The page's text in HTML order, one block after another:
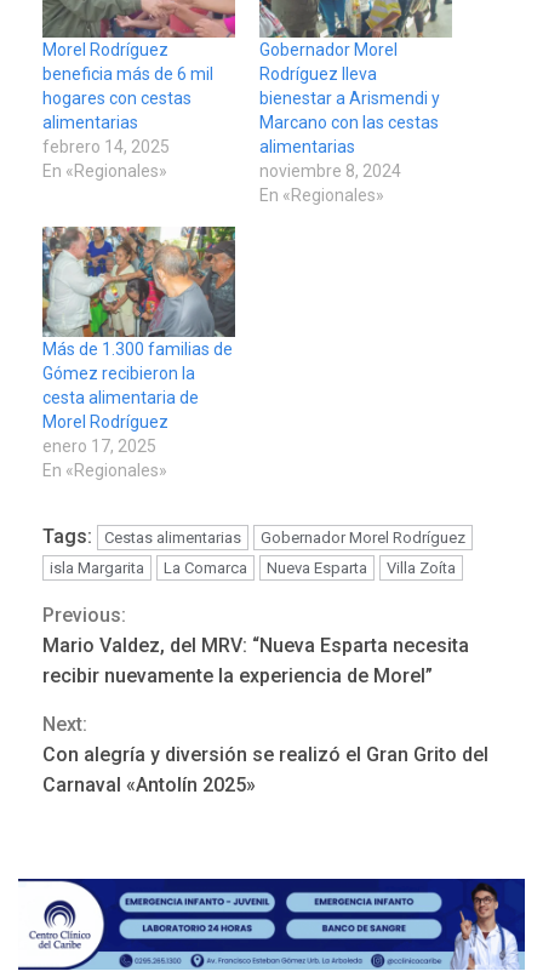
Morel Rodríguez
beneficia más de 6 mil
hogares con cestas
alimentarias
febrero 14, 2025
En «Regionales»
Gobernador Morel
Rodríguez lleva
bienestar a Arismendi y
Marcano con las cestas
alimentarias
noviembre 8, 2024
En «Regionales»
Más de 1.300 familias de
Gómez recibieron la
cesta alimentaria de
Morel Rodríguez
enero 17, 2025
En «Regionales»
Tags: Cestas alimentarias
Gobernador Morel Rodríguez
isla Margarita
La Comarca Nueva Esparta Villa Zoíta
Continue
Reading
Previous:
Mario Valdez, del MRV: “Nueva Esparta necesita
recibir nuevamente la experiencia de Morel”
Next:
Con alegría y diversión se realizó el Gran Grito del
Carnaval «Antolín 2025»
3
REGIONALES ÚLTIMA HORA
Mariño fortalece capacidad
adquiridas en un año de
gestión
4
«Juan Bautista Arismendi» a
la altura de Macho Muerto